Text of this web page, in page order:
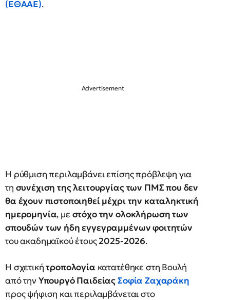
(ΕΘΑΑΕ).
Η ρύθμιση περιλαμβάνει επίσης πρόβλεψη για
τη συνέχιση της λειτουργίας των ΠΜΣ που δεν
θα έχουν πιστοποιηθεί μέχρι την καταληκτική
ημερομηνία, με στόχο την ολοκλήρωση των
σπουδών των ήδη εγγεγραμμένων φοιτητών
του ακαδημαϊκού έτους2025-2026.
Η σχετικήτροπολογία κατατέθηκε στη Βουλή
από τηνΥπουργό ΠαιδείαςΣοφία Ζαχαράκη
προς ψήφιση και περιλαμβάνεται στο